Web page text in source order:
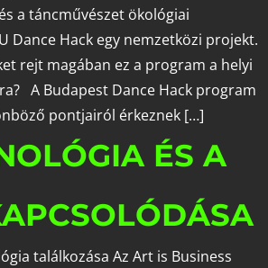
a táncművészet ökológiai
Dance Hack egy nemzetközi projekt.
rejt magában ez a program a helyi
A Budapest Dance Hack program
pontjairól érkeznek […]
ÉS A
találkozása Az Art is Business